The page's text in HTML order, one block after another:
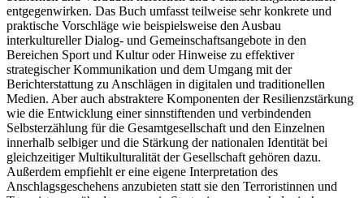
entgegenwirken. Das Buch umfasst teilweise sehr konkrete und
praktische Vorschläge wie beispielsweise den Ausbau
interkultureller Dialog- und Gemeinschaftsangebote in den
Bereichen Sport und Kultur oder Hinweise zu effektiver
strategischer Kommunikation und dem Umgang mit der
Berichterstattung zu Anschlägen in digitalen und traditionellen
Medien. Aber auch abstraktere Komponenten der Resilienzstärkung
wie die Entwicklung einer sinnstiftenden und verbindenden
Selbsterzählung für die Gesamtgesellschaft und den Einzelnen
innerhalb selbiger und die Stärkung der nationalen Identität bei
gleichzeitiger Multikulturalität der Gesellschaft gehören dazu.
Außerdem empfiehlt er eine eigene Interpretation des
Anschlagsgeschehens anzubieten statt sie den Terroristinnen und